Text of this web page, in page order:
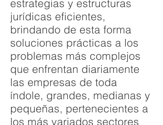
estrategias y estructuras
jurídicas eficientes,
brindando de esta forma
soluciones prácticas a los
problemas más complejos
que enfrentan diariamente
las empresas de toda
índole, grandes, medianas y
pequeñas, pertenecientes a
los más variados sectores